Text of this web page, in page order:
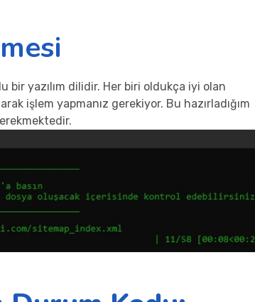
yazılım dilidir. Her biri oldukça iyi olan
işlem yapmanız gerekiyor. Bu hazırladığım